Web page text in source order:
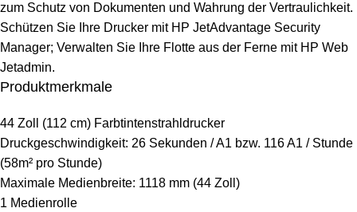
zum Schutz von Dokumenten und Wahrung der Vertraulichkeit.
Schützen Sie Ihre Drucker mit HP JetAdvantage Security
Manager; Verwalten Sie Ihre Flotte aus der Ferne mit HP Web
Jetadmin.
Produktmerkmale
44 Zoll (112 cm) Farbtintenstrahldrucker
Druckgeschwindigkeit: 26 Sekunden / A1 bzw. 116 A1 / Stunde
(58m² pro Stunde)
Maximale Medienbreite: 1118 mm (44 Zoll)
1 Medienrolle